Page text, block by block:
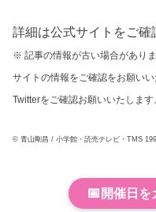
詳細は公式サイトをご確
※ 記事の情報が古い場合があり
サイトの情報をご確認をお願い
Twitterをご確認お願いいたします
© 青山剛昌 / 小学館・読売テレビ・TMS
📅 開催日を